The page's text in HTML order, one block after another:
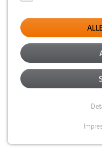
Typ
Erstellungsdatum
Alter